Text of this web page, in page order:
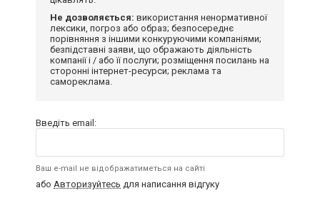
Не дозволяється: використання ненормативної
лексики, погроз або образ; безпосереднє
порівняння з іншими конкуруючими компаніями;
безпідставні заяви, що ображають діяльність
компанії і / або її послуги; розміщення посилань на
сторонні інтернет-ресурси; реклама та
самореклама.
Введіть email:
Ваш e-mail не відображатиметься на сайті
або Авторизуйтесь для написання відгуку